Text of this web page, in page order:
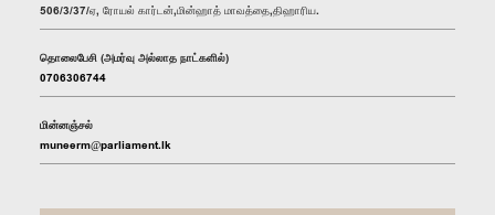
506/3/37/ஏ, ரோயல் கார்டன்,மின்ஹாத் மாவத்தை,திஹாரிய.
தொலைபேசி (அமர்வு அல்லாத நாட்களில்)
0706306744
மின்னஞ்சல்
muneerm@parliament.lk